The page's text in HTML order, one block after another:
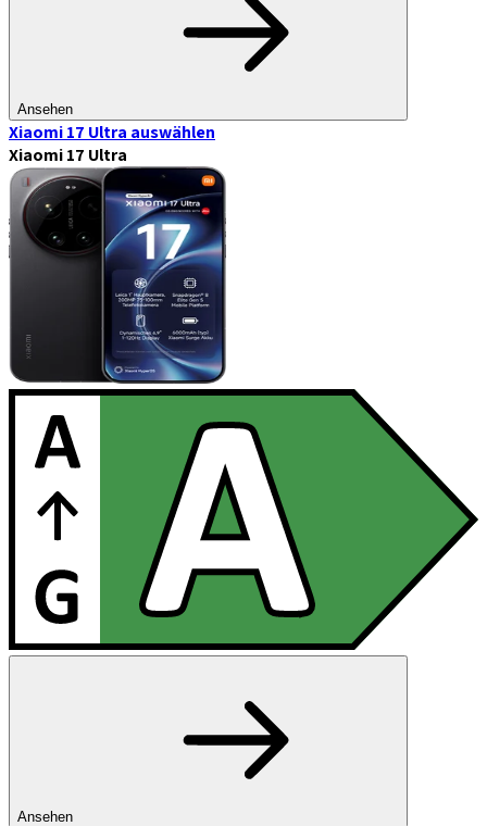
Ansehen
Xiaomi 17 Ultra auswählen
Xiaomi 17 Ultra
Ansehen